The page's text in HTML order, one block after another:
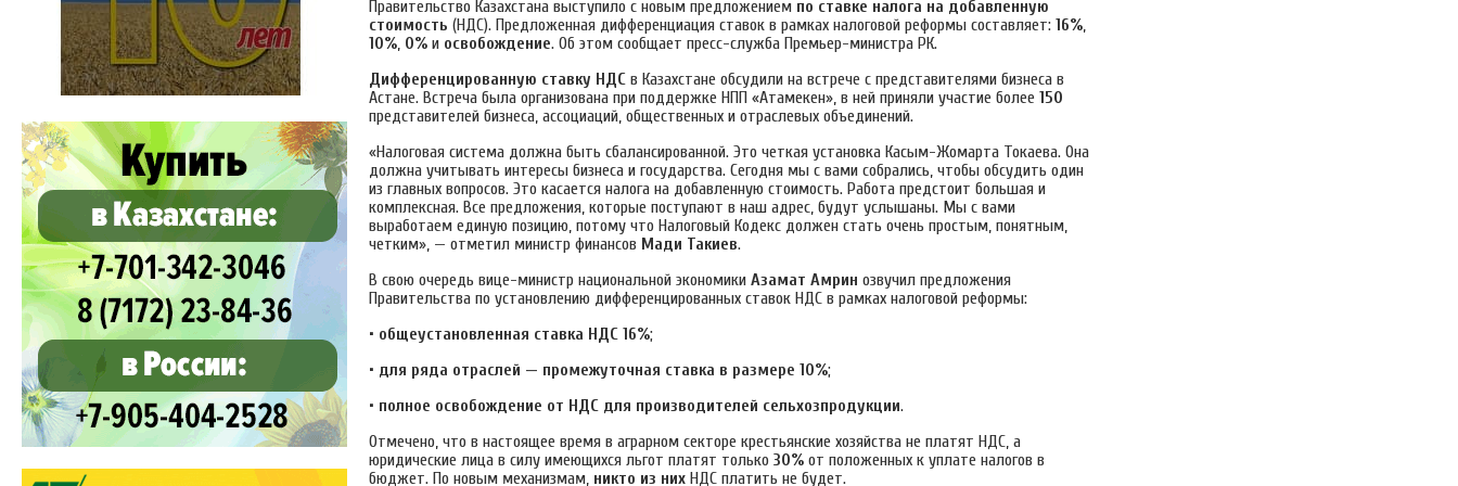
Правительство Казахстана выступило с новым предложением по ставке налога на добавленную
стоимость (НДС). Предложенная дифференциация ставок в рамках налоговой реформы составляет: 16%,
10%, 0% и освобождение. Об этом сообщает пресс-служба Премьер-министра РК.
Дифференцированную ставку НДС в Казахстане обсудили на встрече с представителями бизнеса в
Астане. Встреча была организована при поддержке НПП «Атамекен», в ней приняли участие более 150
представителей бизнеса, ассоциаций, общественных и отраслевых объединений.
«Налоговая система должна быть сбалансированной. Это четкая установка Касым-Жомарта Токаева. Она
должна учитывать интересы бизнеса и государства. Сегодня мы с вами собрались, чтобы обсудить один
из главных вопросов. Это касается налога на добавленную стоимость. Работа предстоит большая и
комплексная. Все предложения, которые поступают в наш адрес, будут услышаны. Мы с вами
выработаем единую позицию, потому что Налоговый Кодекс должен стать очень простым, понятным,
четким», — отметил министр финансов Мади Такиев.
В свою очередь вице-министр национальной экономики Азамат Амрин озвучил предложения
Правительства по установлению дифференцированных ставок НДС в рамках налоговой реформы:
• общеустановленная ставка НДС 16%;
• для ряда отраслей — промежуточная ставка в размере 10%;
• полное освобождение от НДС для производителей сельхозпродукции.
Отмечено, что в настоящее время в аграрном секторе крестьянские хозяйства не платят НДС, а
юридические лица в силу имеющихся льгот платят только 30% от положенных к уплате налогов в
бюджет. По новым механизмам, никто из них НДС платить не будет.